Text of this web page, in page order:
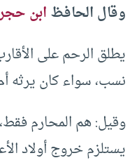
وقال الحافظابن
يطلق الرحم على
نسب، سواء كان يرثه
وقيل: هم المحارم
يستلزم خروج أولاد